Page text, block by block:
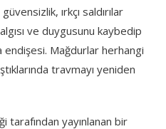
ırkçı saldırılar
ve duygusunu kaybedip
Mağdurlar herhangi
travmayı yeniden
tarafından yayınlanan bir